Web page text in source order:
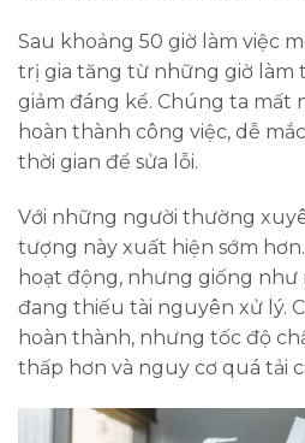
Sau khoảng 50 giờ làm việc
trị gia tăng từ những giờ làm
giảm đáng kể. Chúng ta mất
hoàn thành công việc, dễ
thời gian để sửa lỗi.
Với những người thường
tượng này xuất hiện sớm
hoạt động, nhưng giống
đang thiếu tài nguyên xử lý.
hoàn thành, nhưng tốc độ
thấp hơn và nguy cơ quá tải